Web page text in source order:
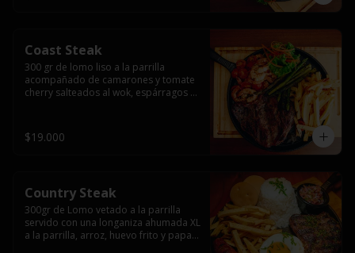
Coast Steak
300 gr de lomo liso a la parrilla
acompañado de camarones y tomate
cherry salteados al wok, espárragos
$19.000
Country Steak
300gr de Lomo vetado a la parrilla
servido con una longaniza ahumada XL
a la parrilla, arroz, huevo frito y papas